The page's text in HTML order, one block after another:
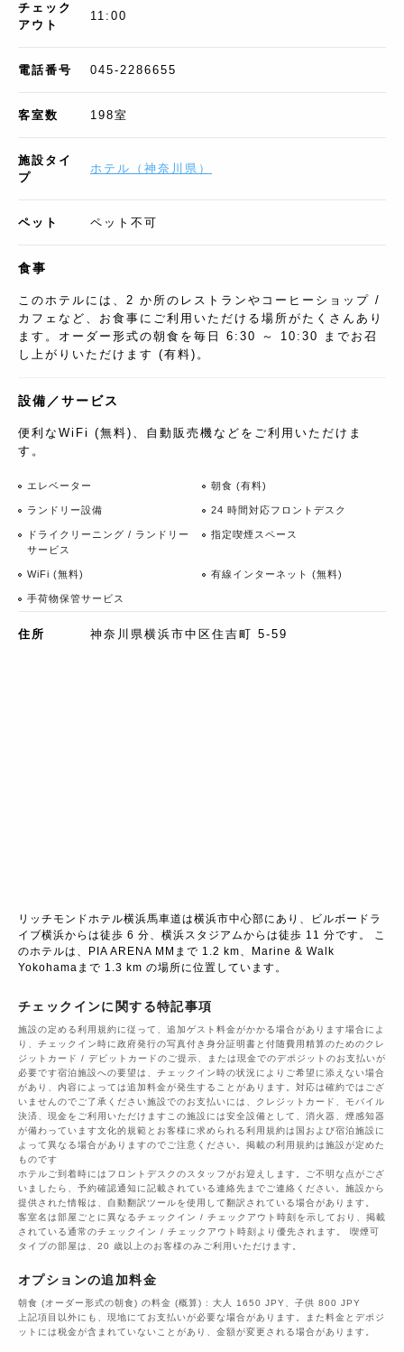
チェック
アウト
11:00
電話番号 045-2286655
客室数 198室
施設タイ
プ
ホテル （ 神奈川県 ）
ペット ペット不可
食事
このホテルには、2 か所のレストランやコーヒーショップ /
カフェなど、お食事にご利用いただける場所がたくさんあり
ます。オーダー形式の朝食を毎日 6:30 ～ 10:30 までお召
し上がりいただけます (有料)。
設備／サービス
便利なWiFi (無料)、自動販売機などをご利用いただけま
す。
エレベーター 朝食 (有料)
ランドリー設備 24 時間対応フロントデスク
ドライクリーニング / ランドリー
サービス
指定喫煙スペース
WiFi (無料) 有線インターネット (無料)
手荷物保管サービス
住所 神奈川県横浜市中区住吉町 5-59
リッチモンドホテル横浜馬車道は横浜市中心部にあり、ビルボードラ
イブ横浜からは徒歩 6 分、横浜スタジアムからは徒歩 11 分です。 こ
のホテルは、PIA ARENA MMまで 1.2 km、Marine & Walk
Yokohamaまで 1.3 km の場所に位置しています。
チェックインに関する特記事項
施設の定める利用規約に従って、追加ゲスト料金がかかる場合があります場合によ
り、チェックイン時に政府発行の写真付き身分証明書と付随費用精算のためのクレ
ジットカード / デビットカードのご提示、または現金でのデポジットのお支払いが
必要です宿泊施設への要望は、チェックイン時の状況によりご希望に添えない場合
があり、内容によっては追加料金が発生することがあります。対応は確約ではござ
いませんのでご了承ください施設でのお支払いには、クレジットカード、モバイル
決済、現金をご利用いただけますこの施設には安全設備として、消火器、煙感知器
が備わっています文化的規範とお客様に求められる利用規約は国および宿泊施設に
よって異なる場合がありますのでご注意ください。掲載の利用規約は施設が定めた
ものです
ホテルご到着時にはフロントデスクのスタッフがお迎えします。ご不明な点がござ
いましたら、予約確認通知に記載されている連絡先までご連絡ください。施設から
提供された情報は、自動翻訳ツールを使用して翻訳されている場合があります。
客室名は部屋ごとに異なるチェックイン / チェックアウト時刻を示しており、掲載
されている通常のチェックイン / チェックアウト時刻より優先されます。 喫煙可
タイプの部屋は、20 歳以上のお客様のみご利用いただけます。
オプションの追加料金
朝食 (オーダー形式の朝食) の料金 (概算) : 大人 1650 JPY、子供 800 JPY
上記項目以外にも、現地にてお支払いが必要な場合があります。また料金とデポジ
ットには税金が含まれていないことがあり、金額が変更される場合があります。